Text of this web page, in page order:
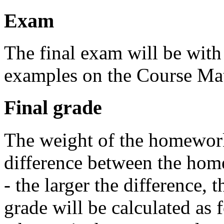
Exam
The final exam will be
examples on the Course
Final grade
The weight of the
difference between the
- the larger the difference,
grade will be calculated